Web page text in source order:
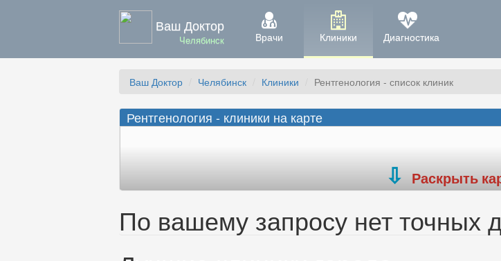
Ваш Доктор
Челябинск Врачи Клиники Диагностика
Ваш Доктор Челябинск Клиники Рентгенология - список клиник
Рентгенология - клиники на карте
Раскрыть
По вашему запросу нет точных